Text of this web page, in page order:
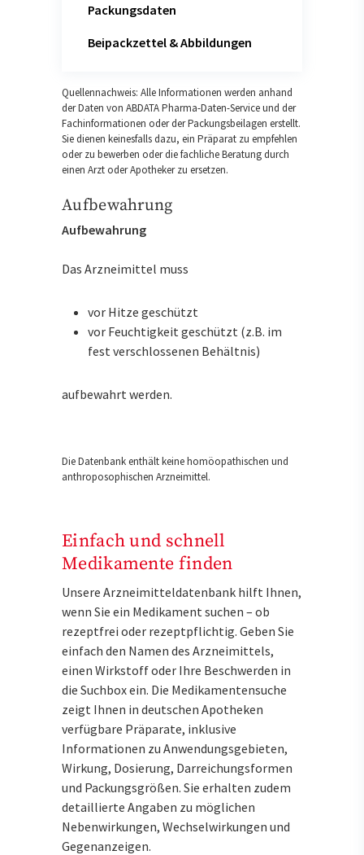
Packungsdaten
Beipackzettel & Abbildungen
Quellennachweis: Alle Informationen werden anhand
der Daten von ABDATA Pharma-Daten-Service und der
Fachinformationen oder der Packungsbeilagen erstellt.
Sie dienen keinesfalls dazu, ein Präparat zu empfehlen
oder zu bewerben oder die fachliche Beratung durch
einen Arzt oder Apotheker zu ersetzen.
Aufbewahrung
Aufbewahrung
Das Arzneimittel muss
vor Hitze geschützt
vor Feuchtigkeit geschützt (z.B. im
fest verschlossenen Behältnis)
aufbewahrt werden.
Die Datenbank enthält keine homöopathischen und
anthroposophischen Arzneimittel.
Einfach und schnell
Medikamente finden
Unsere Arzneimitteldatenbank hilft Ihnen,
wenn Sie ein Medikament suchen – ob
rezeptfrei oder rezeptpflichtig. Geben Sie
einfach den Namen des Arzneimittels,
einen Wirkstoff oder Ihre Beschwerden in
die Suchbox ein. Die Medikamentensuche
zeigt Ihnen in deutschen Apotheken
verfügbare Präparate, inklusive
Informationen zu Anwendungsgebieten,
Wirkung, Dosierung, Darreichungsformen
und Packungsgrößen. Sie erhalten zudem
detaillierte Angaben zu möglichen
Nebenwirkungen, Wechselwirkungen und
Gegenanzeigen.